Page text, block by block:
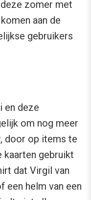
zomer met
aan de
gebruikers
en deze
om nog meer
door op items te
kaarten gebruikt
dat Virgil van
een helm van een